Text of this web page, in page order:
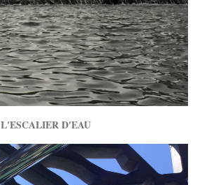
L'ESCALIER D'EAU